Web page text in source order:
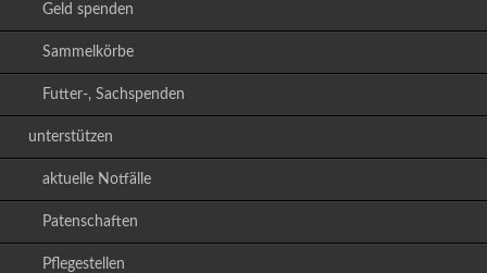
Geld spenden
Sammelkörbe
Futter-, Sachspenden
unterstützen
aktuelle Notfälle
Patenschaften
Pflegestellen